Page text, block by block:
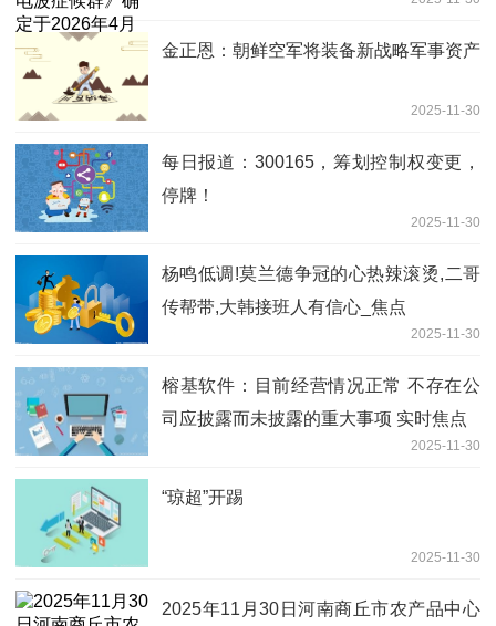
金正恩：朝鲜空军将装备新战略军事资产
2025-11-30
每日报道：300165，筹划控制权变更，
停牌！
2025-11-30
杨鸣低调!莫兰德争冠的心热辣滚烫,二哥
传帮带,大韩接班人有信心_焦点
2025-11-30
榕基软件：目前经营情况正常 不存在公
司应披露而未披露的重大事项 实时焦点
2025-11-30
“琼超”开踢
2025-11-30
2025年11月30日河南商丘市农产品中心